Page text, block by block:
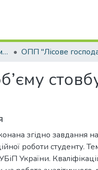
Кваліфікаційні роботи магістрів
згідно завдання
роботи студенту.
України.